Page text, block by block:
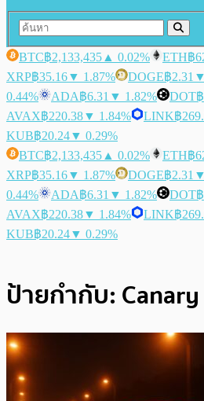
BTC฿2,133,435 ▲ 0.02% ETH฿
XRP฿35.16▼ 1.87% DOGE฿2.31
0.44%
ADA฿6.31 ▼ 1.82% DOT
AVAX฿220.38▼ 1.84% LINK฿
KUB฿20.24▼ 0.29%
BTC฿2,133,435 ▲ 0.02% ETH฿
XRP฿35.16▼ 1.87% DOGE฿2.31
0.44%
ADA฿6.31 ▼ 1.82% DOT
AVAX฿220.38▼ 1.84% LINK฿
KUB฿20.24▼ 0.29%
ป้ายกำกับ: Canary